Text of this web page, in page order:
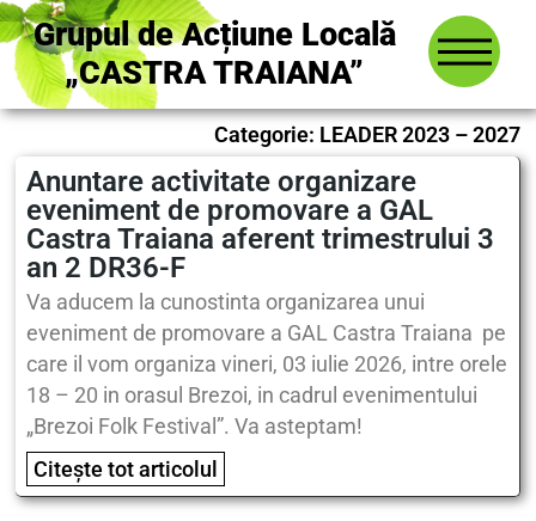
Grupul de Acțiune Locală
„CASTRA TRAIANA”
Categorie: LEADER 2023 – 2027
Anuntare activitate organizare
eveniment de promovare a GAL
Castra Traiana aferent trimestrului 3
an 2 DR36-F
Va aducem la cunostinta organizarea unui
eveniment de promovare a GAL Castra Traiana pe
care il vom organiza vineri, 03 iulie 2026, intre orele
18 – 20 in orasul Brezoi, in cadrul evenimentului
„Brezoi Folk Festival”. Va asteptam!
Citește tot articolul